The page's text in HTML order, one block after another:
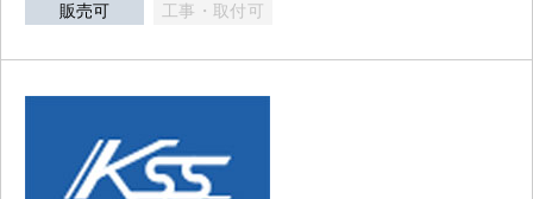
販売可 工事・取付可